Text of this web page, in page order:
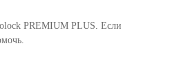
PREMIUM PLUS. Если